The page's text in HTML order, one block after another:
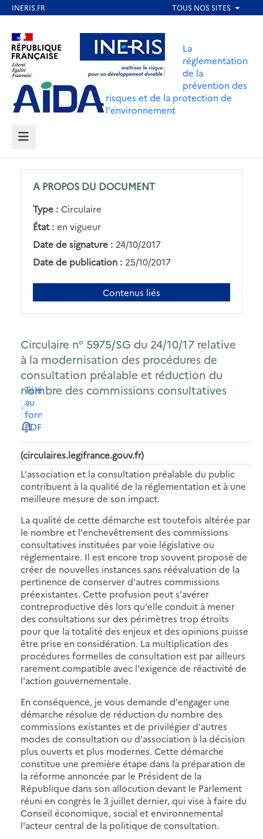
contenu
principal
Aller au contenu Aller au menu
Aller au pied de page
La
réglementation
de la
prévention des
risques et de la protection de
l'environnement
MENU
A PROPOS DU DOCUMENT
Type : Circulaire
État : en vigueur
Date de signature : 24/10/2017
Date de publication : 25/10/2017
Contenus liés
Circulaire n° 5975/SG du 24/10/17 relative
à la modernisation des procédures de
consultation préalable et réduction du
nombre des commissions consultatives
Télécharger
au
format
PDF
(circulaires.legifrance.gouv.fr)
L'association et la consultation préalable du public
contribuent à la qualité de la réglementation et à une
meilleure mesure de son impact.
La qualité de cette démarche est toutefois altérée par
le nombre et l'enchevêtrement des commissions
consultatives instituées par voie législative ou
réglementaire. Il est encore trop souvent proposé de
créer de nouvelles instances sans réévaluation de la
pertinence de conserver d'autres commissions
préexistantes. Cette profusion peut s'avérer
contreproductive dès lors qu'elle conduit à mener
des consultations sur des périmètres trop étroits
pour que la totalité des enjeux et des opinions puisse
être prise en considération. La multiplication des
procédures formelles de consultation est par ailleurs
rarement compatible avec l'exigence de réactivité de
l'action gouvernementale.
En conséquence, je vous demande d'engager une
démarche résolue de réduction du nombre des
commissions existantes et de privilégier d'autres
modes de consultation ou d'association à la décision
plus ouverts et plus modernes. Cette démarche
constitue une première étape dans la préparation de
la réforme annoncée par le Président de la
République dans son allocution devant le Parlement
réuni en congrès le 3 juillet dernier, qui vise à faire du
Conseil économique, social et environnemental
l'acteur central de la politique de consultation.